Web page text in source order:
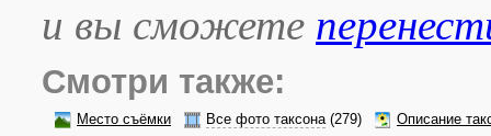
и вы сможете
Смотри также:
Место съёмки Все фото таксона(279) Описание